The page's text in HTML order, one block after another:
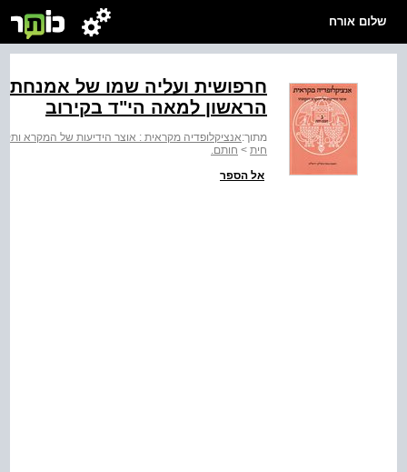
שלום אורח
הראשון למאה הי"ד בקירוב
מתוך:אנציקלופדיה מקראית : אוצר הידיעות של המקרא
חית > חותם.
אל הספר